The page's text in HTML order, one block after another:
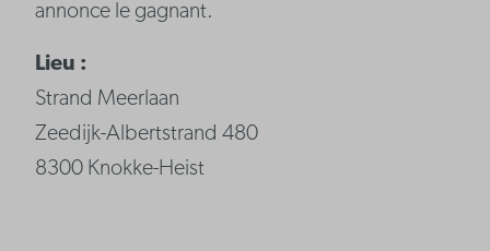
annonce le gagnant.
Lieu :
Strand Meerlaan
Zeedijk-Albertstrand 480
8300 Knokke-Heist